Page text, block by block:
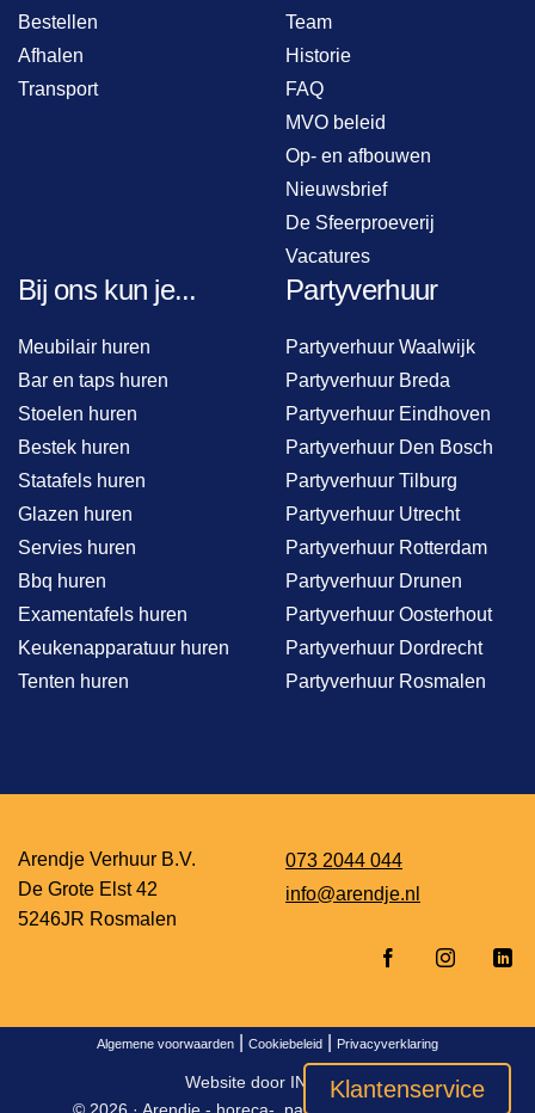
Bestellen
Afhalen
Transport
Team
Historie
FAQ
MVO beleid
Op- en afbouwen
Nieuwsbrief
De Sfeerproeverij
Vacatures
Bij ons kun je...
Meubilair huren
Bar en taps huren
Stoelen huren
Bestek huren
Statafels huren
Glazen huren
Servies huren
Bbq huren
Examentafels huren
Keukenapparatuur huren
Tenten huren
Partyverhuur
Partyverhuur Waalwijk
Partyverhuur Breda
Partyverhuur Eindhoven
Partyverhuur Den Bosch
Partyverhuur Tilburg
Partyverhuur Utrecht
Partyverhuur Rotterdam
Partyverhuur Drunen
Partyverhuur Oosterhout
Partyverhuur Dordrecht
Partyverhuur Rosmalen
Arendje Verhuur B.V.
De Grote Elst 42
5246JR Rosmalen
073 2044 044
info@arendje.nl
Algemene voorwaarden Cookiebeleid Privacyverklaring
Website door INDICIA
© 2026 · Arendje - horeca-, party- en event verhuur
Klantenservice